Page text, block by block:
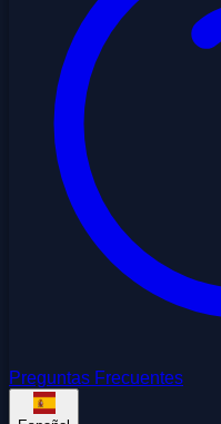
Preguntas Frecuentes